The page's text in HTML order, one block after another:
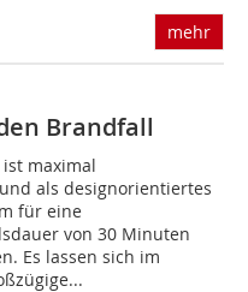
mehr
Brandfall
maximal
als designorientiertes
für eine
von 30 Minuten
Es lassen sich im